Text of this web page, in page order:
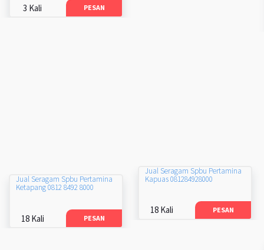
3 Kali PESAN
Jual Seragam Spbu Pertamina
Kapuas 081284928000
18 Kali PESAN
Jual Seragam Spbu Pertamina
Ketapang 0812 8492 8000
18 Kali PESAN